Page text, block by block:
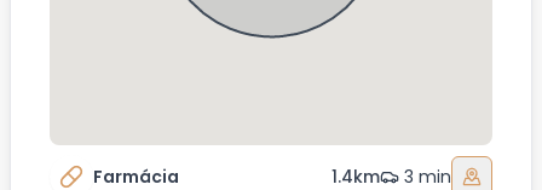
Farmácia 1.4km 3 min